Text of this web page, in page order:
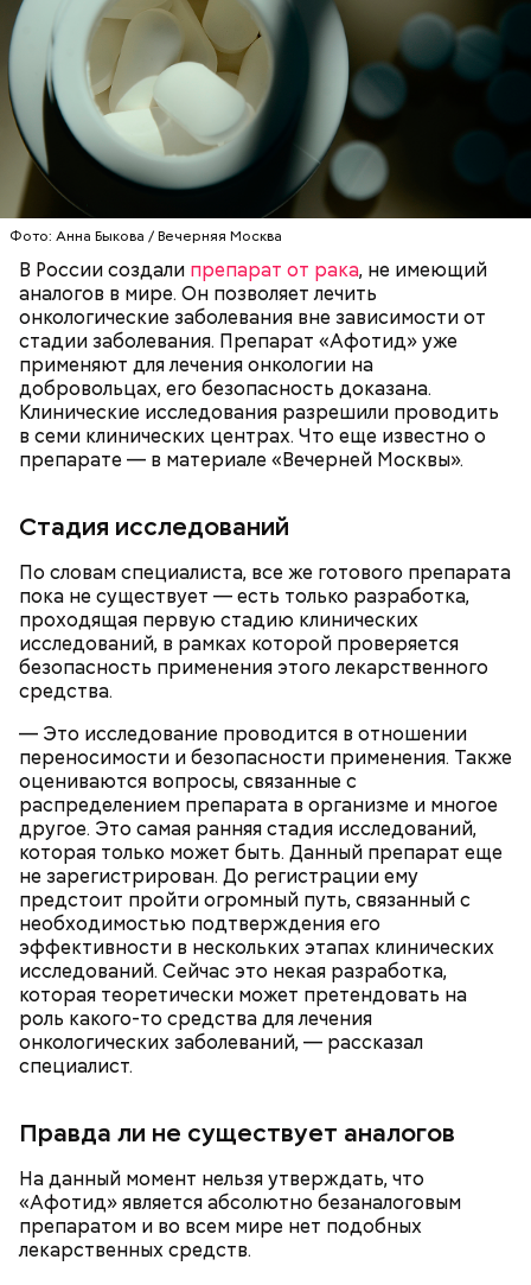
Фото: Анна Быкова / Вечерняя Москва
В России создали препарат от рака, не имеющий
аналогов в мире. Он позволяет лечить
онкологические заболевания вне зависимости от
стадии заболевания. Препарат «Афотид» уже
применяют для лечения онкологии на
добровольцах, его безопасность доказана.
Клинические исследования разрешили проводить
в семи клинических центрах. Что еще известно о
препарате — в материале «Вечерней Москвы».
Стадия исследований
По словам специалиста, все же готового препарата
пока не существует — есть только разработка,
проходящая первую стадию клинических
исследований, в рамках которой проверяется
безопасность применения этого лекарственного
средства.
— Это исследование проводится в отношении
переносимости и безопасности применения. Также
оцениваются вопросы, связанные с
распределением препарата в организме и многое
другое. Это самая ранняя стадия исследований,
которая только может быть. Данный препарат еще
не зарегистрирован. До регистрации ему
предстоит пройти огромный путь, связанный с
необходимостью подтверждения его
эффективности в нескольких этапах клинических
исследований. Сейчас это некая разработка,
которая теоретически может претендовать на
роль какого-то средства для лечения
онкологических заболеваний, — рассказал
специалист.
Правда ли не существует аналогов
На данный момент нельзя утверждать, что
«Афотид» является абсолютно безаналоговым
препаратом и во всем мире нет подобных
лекарственных средств.
Жареные кабачки с томатами и
базиликом
Что понадобится:
Сметана — 1 ст. ложка.
Соль и перец — по вкусу.
сок апельсина или лимона;
сахарная пудра.
— Смешайте сахарную пудру с цитрусовым соком
до однородной массы — у вас получится белая
полного остывания. Вместо стандартной
кондитерской посыпки предлагаю использовать
кусочки шоколада и кураги, — добавил собеседник
«ВМ».
По словам шеф-повара, такая выпечка будет
источать приятный цитрусово-пряный аромат, а
тесто получится вкусным и очень воздушным.